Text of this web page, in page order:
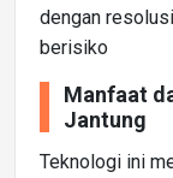
dengan
berisiko
Manfaat
Jantung
Teknologi ini